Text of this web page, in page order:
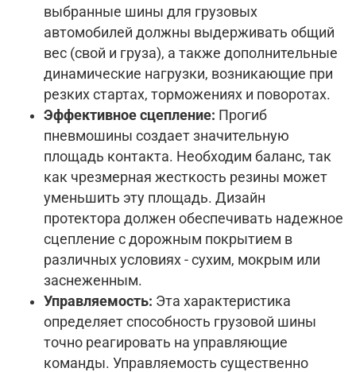
выбранные шины для грузовых
автомобилей должны выдерживать общий
вес (свой и груза), а также дополнительные
динамические нагрузки, возникающие при
резких стартах, торможениях и поворотах.
Эффективное сцепление: Прогиб
пневмошины создает значительную
площадь контакта. Необходим баланс, так
как чрезмерная жесткость резины может
уменьшить эту площадь. Дизайн
протектора должен обеспечивать надежное
сцепление с дорожным покрытием в
различных условиях - сухим, мокрым или
заснеженным.
Управляемость: Эта характеристика
определяет способность грузовой шины
точно реагировать на управляющие
команды. Управляемость существенно